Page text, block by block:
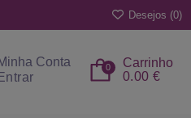
Desejos (0)
Conta
Entrar
Carrinho
0
0.00 €